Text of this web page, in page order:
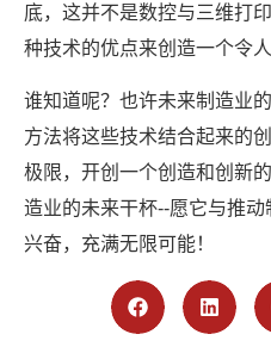
底，这并不是数控与三维打
种技术的优点来创造一个令
谁知道呢？也许未来制造业
方法将这些技术结合起来的
极限，开创一个创造和创新
造业的未来干杯--愿它与推
兴奋，充满无限可能！